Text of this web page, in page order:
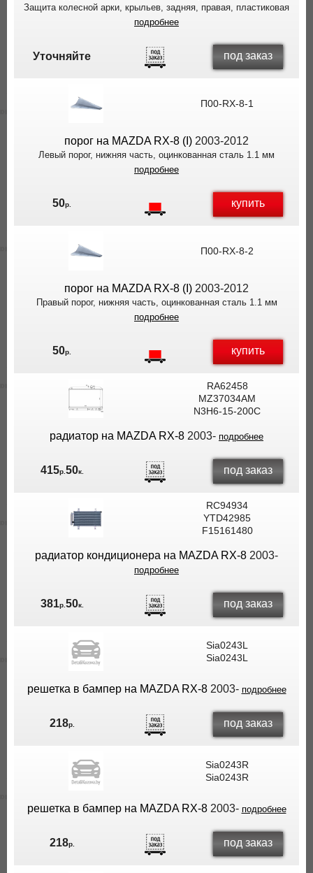
Защита колесной арки, крыльев, задняя, правая, пластиковая
подробнее
Уточняйте под заказ
П00-RX-8-1
порог на MAZDA RX-8 (I) 2003-2012
Левый порог, нижняя часть, оцинкованная сталь 1.1 мм
подробнее
50р. купить
П00-RX-8-2
порог на MAZDA RX-8 (I) 2003-2012
Правый порог, нижняя часть, оцинкованная сталь 1.1 мм
подробнее
50р. купить
RA62458
MZ37034AM
N3H6-15-200C
радиатор на MAZDA RX-8 2003- подробнее
415р. 50к. под заказ
RC94934
YTD42985
F15161480
радиатор кондиционера на MAZDA RX-8 2003-
подробнее
381р. 50к. под заказ
Sia0243L
Sia0243L
решетка в бампер на MAZDA RX-82003- подробнее
218р. под заказ
Sia0243R
Sia0243R
решетка в бампер на MAZDA RX-82003- подробнее
218р. под заказ